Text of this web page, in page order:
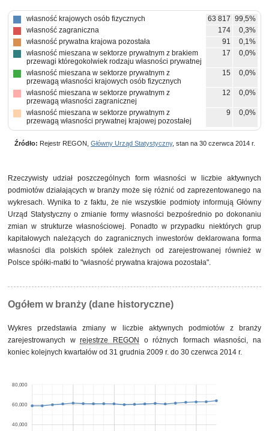
własność krajowych osób fizycznych 63 817 99,5%
własność zagraniczna
174
0,3%
własność prywatna krajowa pozostała
91
0,1%
własność mieszana w sektorze prywatnym z brakiem
przewagi któregokolwiek rodzaju własności prywatnej
17 0,0%
własność mieszana w sektorze prywatnym z
przewagą własności krajowych osób fizycznych
15 0,0%
własność mieszana w sektorze prywatnym z
przewagą własności zagranicznej
12 0,0%
własność mieszana w sektorze prywatnym z
przewagą własności prywatnej krajowej pozostałej
9 0,0%
Źródło: Rejestr REGON, Główny Urząd Statystyczny, stan na 30 czerwca 2014 r.
Rzeczywisty udział poszczególnych form własności w liczbie aktywnych
podmiotów działających w branży może się różnić od zaprezentowanego na
wykresach. Wynika to z faktu, że nie wszystkie podmioty informują Główny
Urząd Statystyczny o zmianie formy własności bezpośrednio po dokonaniu
zmian w strukturze własnościowej. Ponadto w przypadku niektórych grup
kapitałowych należących do zagranicznych inwestorów deklarowana forma
własności dla polskich spółek zależnych od zarejestrowanej również w
Polsce spółki-matki to "własność prywatna krajowa pozostała".
Ogółem w branży (dane historyczne)
Wykres przedstawia zmiany w liczbie aktywnych podmiotów z branży
zarejestrowanych wrejestrze REGON
o różnych formach własności, na
koniec kolejnych kwartałów od 31 grudnia 2009 r. do 30 czerwca 2014 r.
40,000
60,000
80,000